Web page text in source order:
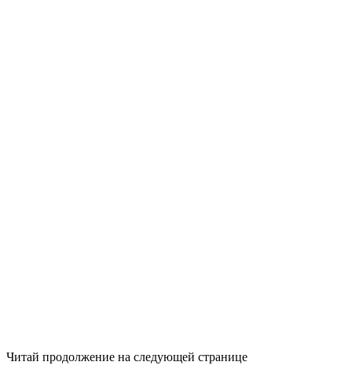
Читай продолжение на следующей странице